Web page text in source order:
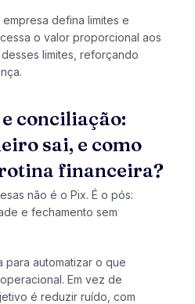
defina limites e
o valor proporcional aos
limites, reforçando
conciliação:
sai, e como
financeira?
não é o Pix. É o pós:
e fechamento sem
para automatizar o que
Em vez de
é reduzir ruído, com